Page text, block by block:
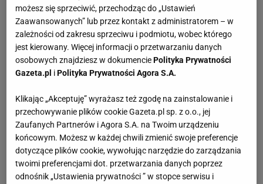
możesz się sprzeciwić, przechodząc do „Ustawień
Zaawansowanych” lub przez kontakt z administratorem – w
zależności od zakresu sprzeciwu i podmiotu, wobec którego
jest kierowany. Więcej informacji o przetwarzaniu danych
osobowych znajdziesz w dokumenciePolityka Prywatności
Gazeta.pl iPolityka Prywatności Agora S.A.
Klikając „Akceptuję” wyrażasz też zgodę na zainstalowanie i
przechowywanie plików cookie Gazeta.pl sp. z o.o., jej
Zaufanych Partnerów i Agora S.A. na Twoim urządzeniu
końcowym. Możesz w każdej chwili zmienić swoje preferencje
dotyczące plików cookie, wywołując narzędzie do zarządzania
twoimi preferencjami dot. przetwarzania danych poprzez
odnośnik „Ustawienia prywatności ” w stopce serwisu i